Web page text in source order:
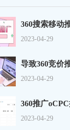
2023-04-29
2023-04-29
2023-04-29